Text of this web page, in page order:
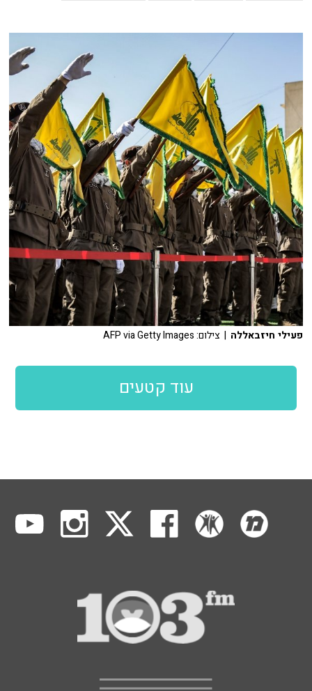
פעילי חיזבאללה | צילום: AFP via Getty Images
עוד קטעים